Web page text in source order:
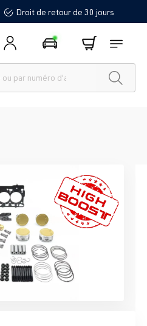
Droit de retour de 30 jours